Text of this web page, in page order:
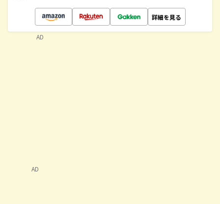
詳細を見る
AD
AD